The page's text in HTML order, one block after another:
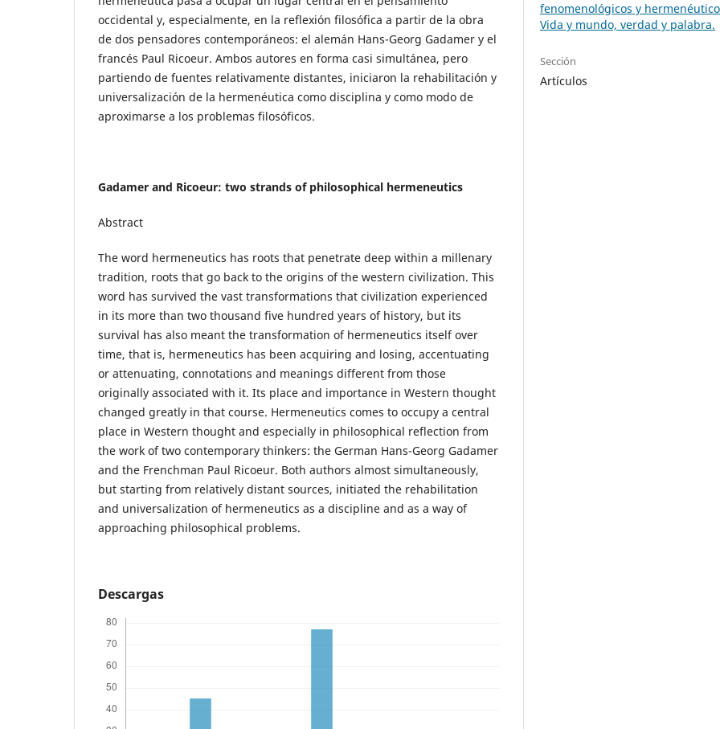
occidental y, especialmente, en la reflexión filosófica a partir de la obra
de dos pensadores contemporáneos: el alemán Hans-Georg Gadamer y el
francés Paul Ricoeur. Ambos autores en forma casi simultánea, pero
partiendo de fuentes relativamente distantes, iniciaron la rehabilitación y
universalización de la hermenéutica como disciplina y como modo de
aproximarse a los problemas filosóficos.
Gadamer and Ricoeur: two strands of philosophical hermeneutics
Abstract
The word hermeneutics has roots that penetrate deep within a millenary
tradition, roots that go back to the origins of the western civilization. This
word has survived the vast transformations that civilization experienced
in its more than two thousand five hundred years of history, but its
survival has also meant the transformation of hermeneutics itself over
time, that is, hermeneutics has been acquiring and losing, accentuating
or attenuating, connotations and meanings different from those
originally associated with it. Its place and importance in Western thought
changed greatly in that course. Hermeneutics comes to occupy a central
place in Western thought and especially in philosophical reflection from
the work of two contemporary thinkers: the German Hans-Georg Gadamer
and the Frenchman Paul Ricoeur. Both authors almost simultaneously,
but starting from relatively distant sources, initiated the rehabilitation
and universalization of hermeneutics as a discipline and as a way of
approaching philosophical problems.
Descargas
fenomenológicos y
Vida y mundo, verdad y palabra.
Sección
Artículos